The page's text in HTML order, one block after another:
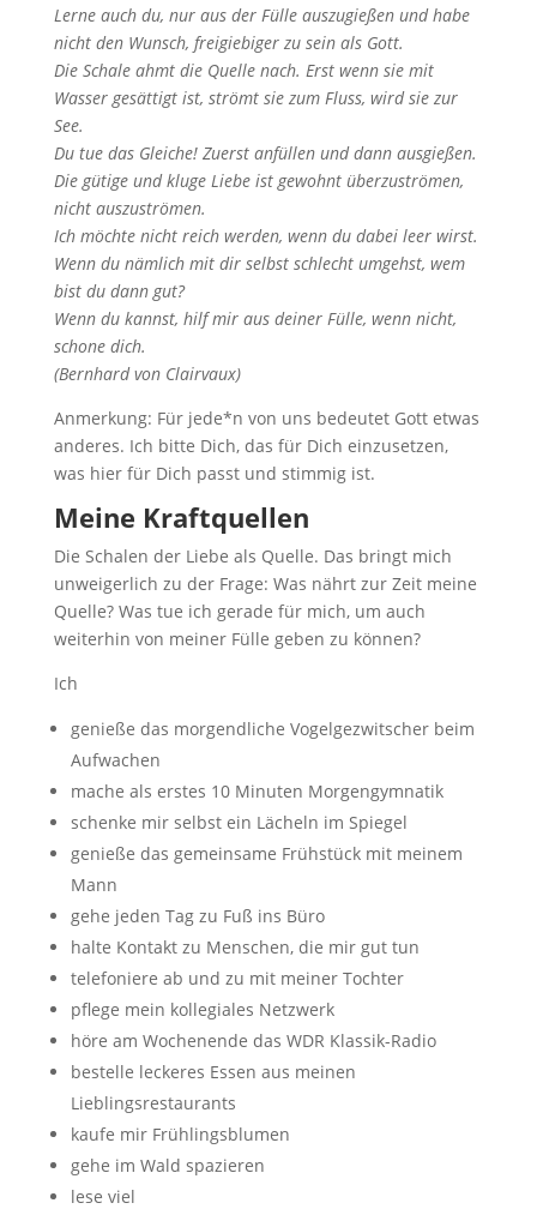
Lerne auch du, nur aus der Fülle auszugießen und habe
nicht den Wunsch, freigiebiger zu sein als Gott.
Die Schale ahmt die Quelle nach. Erst wenn sie mit
Wasser gesättigt ist, strömt sie zum Fluss, wird sie zur
See.
Du tue das Gleiche! Zuerst anfüllen und dann ausgießen.
Die gütige und kluge Liebe ist gewohnt überzuströmen,
nicht auszuströmen.
Ich möchte nicht reich werden, wenn du dabei leer wirst.
Wenn du nämlich mit dir selbst schlecht umgehst, wem
bist du dann gut?
Wenn du kannst, hilf mir aus deiner Fülle, wenn nicht,
schone dich.
(Bernhard von Clairvaux)
Anmerkung: Für jede*n von uns bedeutet Gott etwas
anderes. Ich bitte Dich, das für Dich einzusetzen,
was hier für Dich passt und stimmig ist.
Meine Kraftquellen
Die Schalen der Liebe als Quelle. Das bringt mich
unweigerlich zu der Frage: Was nährt zur Zeit meine
Quelle? Was tue ich gerade für mich, um auch
weiterhin von meiner Fülle geben zu können?
Ich
genieße das morgendliche Vogelgezwitscher beim
Aufwachen
mache als erstes 10 Minuten Morgengymnatik
schenke mir selbst ein Lächeln im Spiegel
genieße das gemeinsame Frühstück mit meinem
Mann
gehe jeden Tag zu Fuß ins Büro
halte Kontakt zu Menschen, die mir gut tun
telefoniere ab und zu mit meiner Tochter
pflege mein kollegiales Netzwerk
höre am Wochenende das WDR Klassik-Radio
bestelle leckeres Essen aus meinen
Lieblingsrestaurants
kaufe mir Frühlingsblumen
gehe im Wald spazieren
lese viel